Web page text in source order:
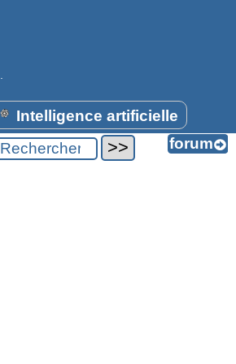
Intelligence artificielle